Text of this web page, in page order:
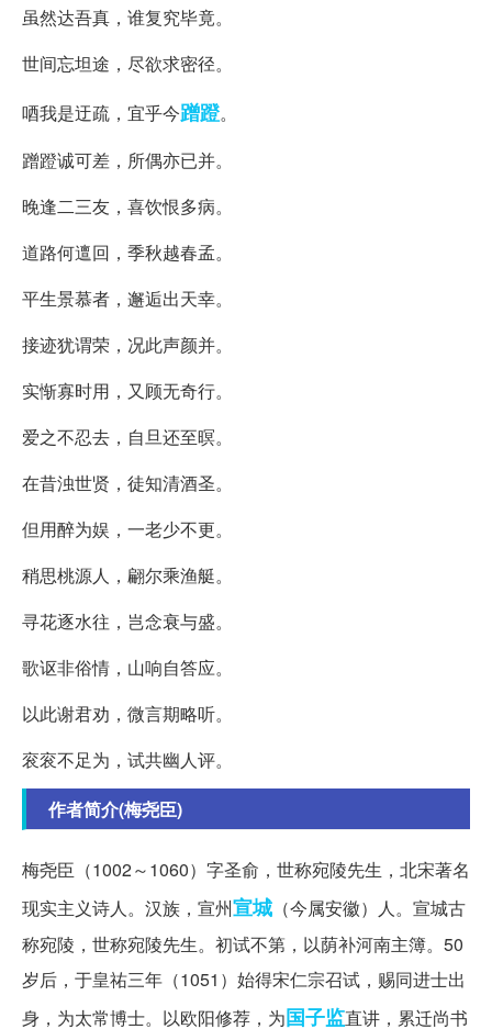
虽然达吾真，谁复究毕竟。
世间忘坦途，尽欲求密径。
唒我是迂疏，宜乎今蹭蹬。
蹭蹬诚可差，所偶亦已并。
晚逢二三友，喜饮恨多病。
道路何邅回，季秋越春孟。
平生景慕者，邂逅出天幸。
接迹犹谓荣，况此声颜并。
实惭寡时用，又顾无奇行。
爱之不忍去，自旦还至暝。
在昔浊世贤，徒知清酒圣。
但用醉为娱，一老少不更。
稍思桃源人，翩尔乘渔艇。
寻花逐水往，岂念衰与盛。
歌讴非俗情，山响自答应。
以此谢君劝，微言期略听。
衮衮不足为，试共幽人评。
作者简介(梅尧臣)
梅尧臣（1002～1060）字圣俞，世称宛陵先生，北宋著名
现实主义诗人。汉族，宣州宣城 （今属安徽）人。宣城古
称宛陵，世称宛陵先生。初试不第，以荫补河南主簿。50
岁后，于皇祐三年（1051）始得宋仁宗召试，赐同进士出
身，为太常博士。以欧阳修荐，为国子监直讲，累迁尚书